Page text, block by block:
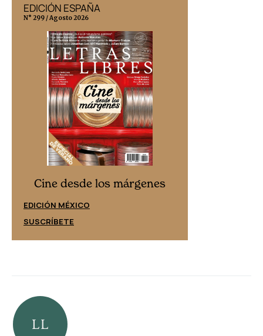
EDICIÓN ESPAÑA
N° 299 / Agosto 2026
Cine desde los márgenes
EDICIÓN MÉXICO
SUSCRÍBETE